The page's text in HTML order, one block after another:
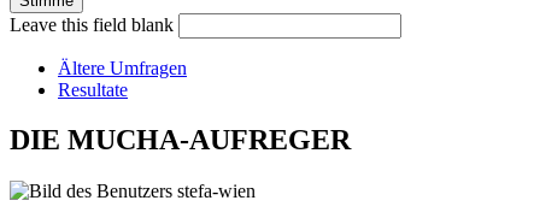
Leave this field blank
Ältere Umfragen
Resultate
DIE MUCHA-AUFREGER